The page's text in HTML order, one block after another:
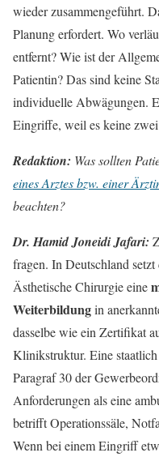
wieder zusammengeführt.
Planung erfordert. Wo
entfernt? Wie ist der
Patientin? Das sind keine
individuelle Abwägungen.
Eingriffe, weil es keine
Redaktion: Was sollten
eines Arztes bzw. einer
beachten?
Dr. Hamid Joneidi Jafari:
fragen. In Deutschland
Ästhetische Chirurgie eine
Weiterbildungin
dasselbe wie ein Zertifikat
Klinikstruktur. Eine
Paragraf 30 der
Anforderungen als eine
betrifft Operationssäle,
Wenn bei einem Eingriff